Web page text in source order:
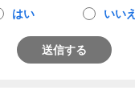
はい いいえ
送信する